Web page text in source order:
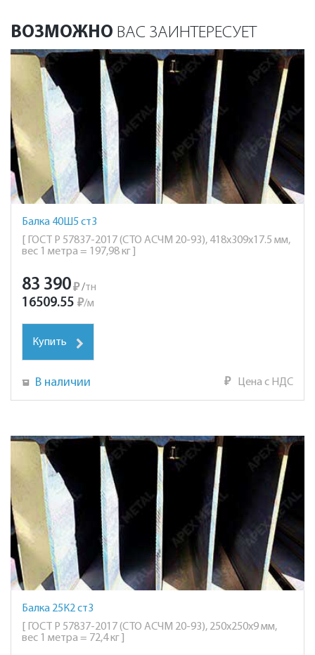
ВОЗМОЖНО ВАС ЗАИНТЕРЕСУЕТ
Балка 40Ш5 ст3
[ ГОСТ Р 57837-2017 (СТО АСЧМ 20-93), 418х309х17.5 мм,
вес 1 метра = 197,98 кг ]
83 390₽ /тн
16509.55 ₽/м
Купить
В наличии ₽ Цена с НДС
Балка 25К2 ст3
[ ГОСТ Р 57837-2017 (СТО АСЧМ 20-93), 250х250х9 мм,
вес 1 метра = 72,4 кг ]